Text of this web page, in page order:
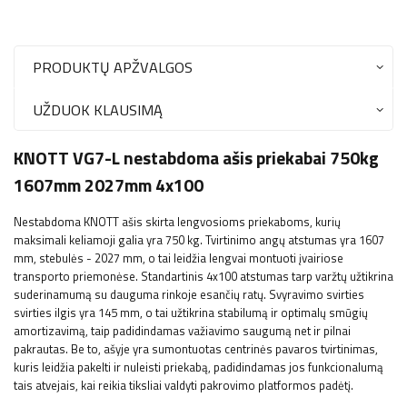
PRODUKTŲ APŽVALGOS
UŽDUOK KLAUSIMĄ
KNOTT VG7-L nestabdoma ašis priekabai 750kg
1607mm 2027mm 4x100
Nestabdoma KNOTT ašis skirta lengvosioms priekaboms, kurių
maksimali keliamoji galia yra 750 kg. Tvirtinimo angų atstumas yra 1607
mm, stebulės - 2027 mm, o tai leidžia lengvai montuoti įvairiose
transporto priemonėse. Standartinis 4x100 atstumas tarp varžtų užtikrina
suderinamumą su dauguma rinkoje esančių ratų. Svyravimo svirties
svirties ilgis yra 145 mm, o tai užtikrina stabilumą ir optimalų smūgių
amortizavimą, taip padidindamas važiavimo saugumą net ir pilnai
pakrautas. Be to, ašyje yra sumontuotas centrinės pavaros tvirtinimas,
kuris leidžia pakelti ir nuleisti priekabą, padidindamas jos funkcionalumą
tais atvejais, kai reikia tiksliai valdyti pakrovimo platformos padėtį.